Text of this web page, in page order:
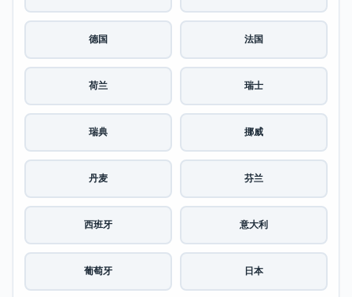
德国 法国
荷兰 瑞士
瑞典 挪威
丹麦 芬兰
西班牙 意大利
葡萄牙 日本